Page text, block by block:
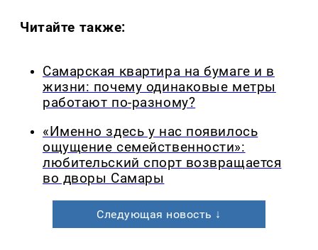
Читайте также:
Самарская квартира на бумаге и в
жизни: почему одинаковые метры
работают по-разному?
«Именно здесь у нас появилось
ощущение семейственности»:
любительский спорт возвращается
во дворы Самары
Следующая новость ↓